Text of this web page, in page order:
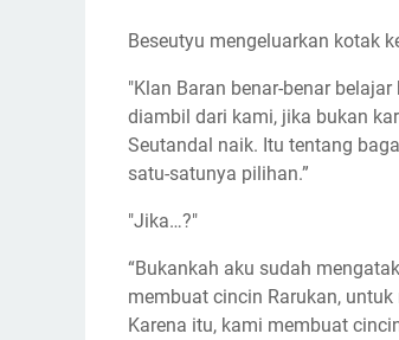
Beseutyu mengeluarkan kotak
"Klan Baran benar-benar
diambil dari kami, jika bukan
Seutandal naik. Itu tentang
satu-satunya pilihan.”
"Jika…?"
“Bukankah aku sudah
membuat cincin Rarukan,
Karena itu, kami membuat